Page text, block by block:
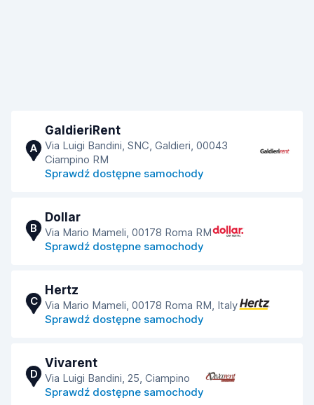
A
GaldieriRent
Via Luigi Bandini, SNC, Galdieri, 00043
Ciampino RM
Sprawdź dostępne samochody
B
Dollar
Via Mario Mameli, 00178 Roma RM
Sprawdź dostępne samochody
C
Hertz
Via Mario Mameli, 00178 Roma RM, Italy
Sprawdź dostępne samochody
D
Vivarent
Via Luigi Bandini, 25, Ciampino
Sprawdź dostępne samochody